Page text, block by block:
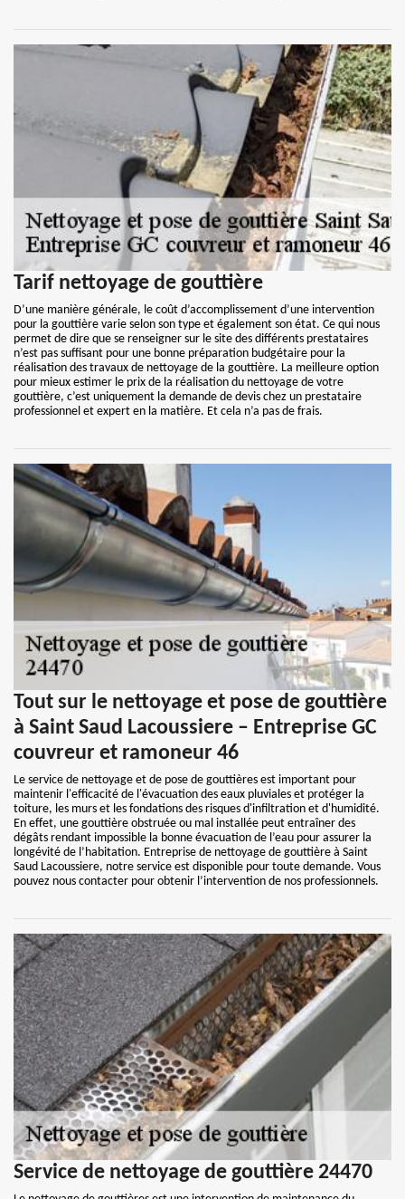
Tarif nettoyage de gouttière
D’une manière générale, le coût d’accomplissement d’une intervention
pour la gouttière varie selon son type et également son état. Ce qui nous
permet de dire que se renseigner sur le site des différents prestataires
n’est pas suffisant pour une bonne préparation budgétaire pour la
réalisation des travaux de nettoyage de la gouttière. La meilleure option
pour mieux estimer le prix de la réalisation du nettoyage de votre
gouttière, c’est uniquement la demande de devis chez un prestataire
professionnel et expert en la matière. Et cela n’a pas de frais.
Tout sur le nettoyage et pose de gouttière
à Saint Saud Lacoussiere – Entreprise GC
couvreur et ramoneur 46
Le service de nettoyage et de pose de gouttières est important pour
maintenir l'efficacité de l'évacuation des eaux pluviales et protéger la
toiture, les murs et les fondations des risques d'infiltration et d'humidité.
En effet, une gouttière obstruée ou mal installée peut entraîner des
dégâts rendant impossible la bonne évacuation de l’eau pour assurer la
longévité de l’habitation. Entreprise de nettoyage de gouttière à Saint
Saud Lacoussiere, notre service est disponible pour toute demande. Vous
pouvez nous contacter pour obtenir l’intervention de nos professionnels.
Service de nettoyage de gouttière 24470